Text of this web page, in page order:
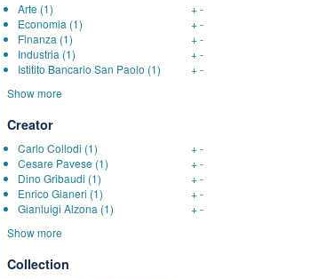
Arte (1) +-
Economia (1) +-
Finanza (1) +-
Industria (1) +-
Istitito Bancario San Paolo (1) +-
Show more
Creator
Carlo Collodi (1) +-
Cesare Pavese (1) +-
Dino Gribaudi (1) +-
Enrico Gianeri (1) +-
Gianluigi Alzona (1) +-
Show more
Collection